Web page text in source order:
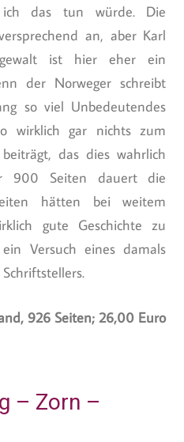
ich das tun würde. Die
an, aber Karl
ist hier eher ein
der Norweger schreibt
so viel Unbedeutendes
wirklich gar nichts zum
das dies wahrlich
900 Seiten dauert die
hätten bei weitem
gute Geschichte zu
Versuch eines damals
926 Seiten; 26,00 Euro
– Zorn –